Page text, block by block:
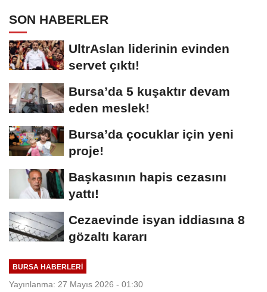
SON HABERLER
UltrAslan liderinin evinden
servet çıktı!
Bursa’da 5 kuşaktır devam
eden meslek!
Bursa’da çocuklar için yeni
proje!
Başkasının hapis cezasını
yattı!
Cezaevinde isyan iddiasına 8
gözaltı kararı
BURSA HABERLERI
Yayınlanma: 27 Mayıs 2026 - 01:30